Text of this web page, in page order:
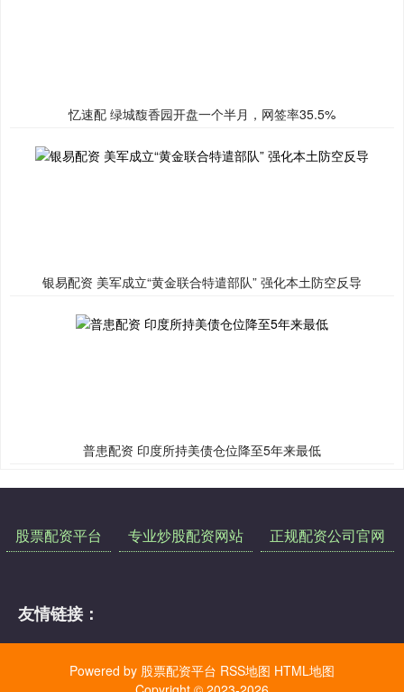
忆速配 绿城馥香园开盘一个半月，网签率35.5%
银易配资 美军成立“黄金联合特遣部队” 强化本土防空反导
普患配资 印度所持美债仓位降至5年来最低
股票配资平台 专业炒股配资网站 正规配资公司官网
友情链接：
Powered by 股票配资平台 RSS地图 HTML地图